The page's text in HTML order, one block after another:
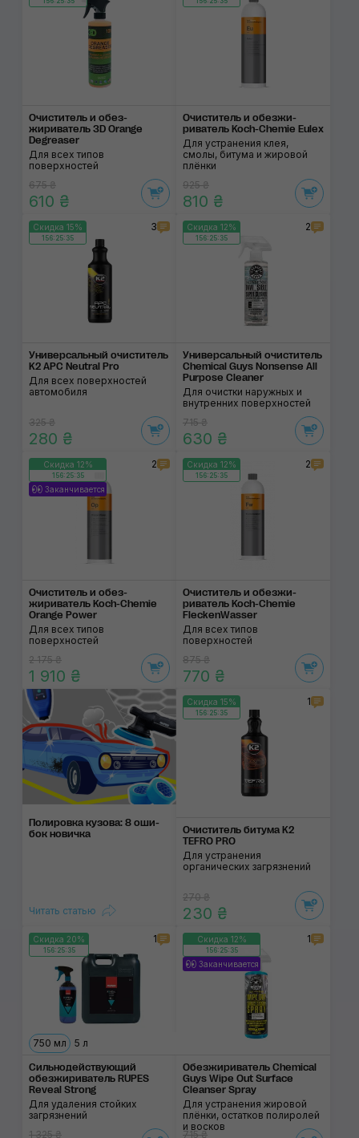
Очиститель и обез­
жириватель 3D Orange
Degreaser
Для всех типов
поверхностей
675 ₴
610 ₴
Очиститель и обезжи­
риватель Koch-Chemie Eulex
Для устранения клея,
смолы, битума и жировой
плёнки
925 ₴
810 ₴
Скидка 15%
156:25:35
3
Универсальный очис­титель
K2 APC Neutral Pro
Для всех поверхностей
автомобиля
325 ₴
280 ₴
Скидка 12%
156:25:35
2
Универсальный очис­титель
Chemical Guys Nonsense All
Purpose Cleaner
Для очистки наружных и
внутренних поверхностей
715 ₴
630 ₴
Скидка 12%
156:25:35
Заканчивается
2
Очиститель и обез­
жириватель Koch-Chemie
Orange Power
Для всех типов
поверхностей
2 175 ₴
1 910 ₴
Скидка 12%
156:25:35
2
Очиститель и обезжи­
риватель Koch-Chemie
FleckenWasser
Для всех типов
поверхностей
875 ₴
770 ₴
Полировка ку­зова: 8 оши­
бок нови­чка
Читать статью
Скидка 15%
156:25:35
1
Очиститель битума K2
TEFRO PRO
Для устранения
органических загрязнений
270 ₴
230 ₴
Скидка 20%
156:25:35
1
750 мл 5 л
Сильнодействующий
обезжириватель RUPES
Reveal Strong
Для удаления стойких
загрязнений
1 325 ₴
Скидка 12%
156:25:35
Заканчивается
1
Обезжириватель Chemical
Guys Wipe Out Surface
Cleanser Spray
Для устранения жировой
плёнки, остатков полиролей
и восков
715 ₴